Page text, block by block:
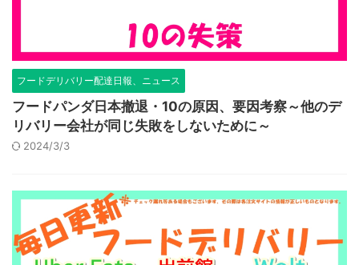
フードデリバリー配達日報、ニュース
フードパンダ日本撤退・10の原因、要因考察～他のデ
リバリー会社が同じ失敗をしないために～
2024/3/3